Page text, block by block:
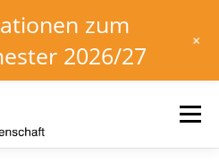
Menü
zum
2026/27
+